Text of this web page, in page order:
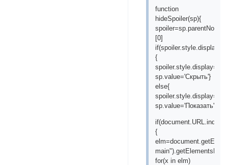
function
hideSpoiler(sp){
[0]
{
sp.value='Скрыть'}
else{
sp.value='Показать'}}
{
for(x in elm)